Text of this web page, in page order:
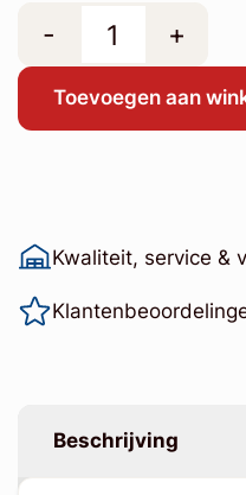
- +
Toevoegen aan
Kwaliteit, service &
Beschrijving